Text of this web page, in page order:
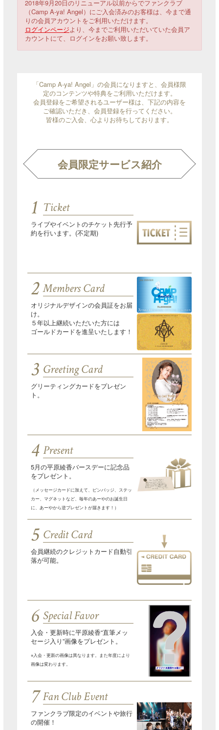
2018年9月20日のリニューアル以前からでファンクラブ
（Camp A-ya! Angel）にご入会済みのお客様は、今まで通
りの会員アカウントをご利用いただけます。
ログインページより、今までご利用いただいていた会員ア
カウントにて、ログインをお願い致します。
「Camp A-ya! Angel」の会員になりますと、会員様限
定のコンテンツや特典をご利用いただけます。
会員登録をご希望されるユーザー様は、下記の内容を
ご確認いただき、会員登録を行ってください。
皆様のご入会、心よりお待ちしております。
会員限定サービス紹介
1 Ticket
ライブやイベントのチケット先行予
約を行います。(不定期)
2 Members Card
オリジナルデザインの会員証をお届
け。
５年以上継続いただいた方には
ゴールドカードを進呈いたします！
3 Greeting Card
グリーティングカードをプレゼン
ト。
4 Present
5月の平原綾香バースデーに記念品
をプレゼント。
（メッセージカードに加えて、ピンバッジ、ステッ
カー、マグネットなど、毎年のあーやのお誕生日
に、あーやから逆プレゼントが届きます！）
5 Credit Card
会員継続のクレジットカード自動引
落が可能。
6 Special Favor
入会・更新時に平原綾香“直筆メッ
セージ入り”画像をプレゼント。
※入会・更新の画像は異なります。また年度により
画像は変わります。
7 Fan Club Event
ファンクラブ限定のイベントや旅行
の開催！